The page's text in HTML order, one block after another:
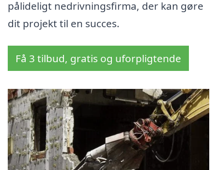
pålideligt nedrivningsfirma, der kan gøre
dit projekt til en succes.
Få 3 tilbud, gratis og uforpligtende